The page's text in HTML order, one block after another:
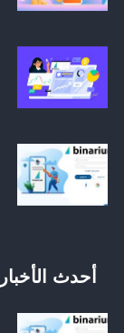
أحدث الأخبار